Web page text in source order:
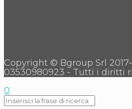
Copyright © Bgroup Srl
03530980923 - Tutti i diritti
0